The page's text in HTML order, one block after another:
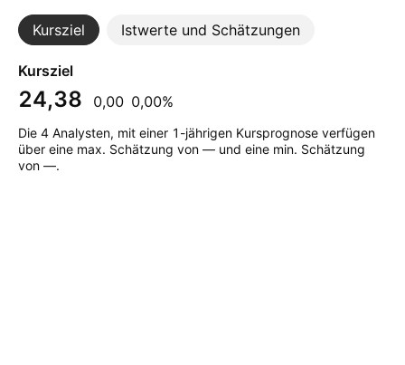
Kursziel Istwerte und Schätzungen
Kursziel
24,38 0,00 0,00%
Die 4 Analysten, mit einer 1-jährigen Kursprognose verfügen
über eine max. Schätzung von — und eine min. Schätzung
von —.